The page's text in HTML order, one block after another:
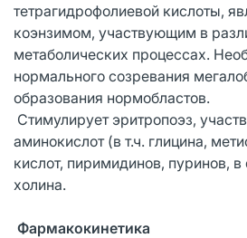
тетрагидрофолиевой кислоты,
коэнзимом, участвующим в
метаболических процессах.
нормального созревания
образования нормобластов.
Стимулирует эритропоэз,
аминокислот (в т.ч. глицина,
кислот, пиримидинов, пуринов,
холина.
Фармакокинетика